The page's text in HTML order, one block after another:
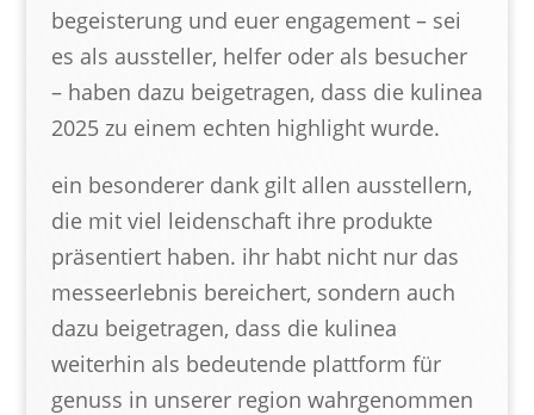
begeisterung und euer engagement – sei
es als aussteller, helfer oder als besucher
– haben dazu beigetragen, dass die kulinea
2025 zu einem echten highlight wurde.
ein besonderer dank gilt allen ausstellern,
die mit viel leidenschaft ihre produkte
präsentiert haben. ihr habt nicht nur das
messeerlebnis bereichert, sondern auch
dazu beigetragen, dass die kulinea
weiterhin als bedeutende plattform für
genuss in unserer region wahrgenommen